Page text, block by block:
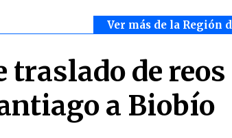
Ver más de la Región
de reos
a Biobío